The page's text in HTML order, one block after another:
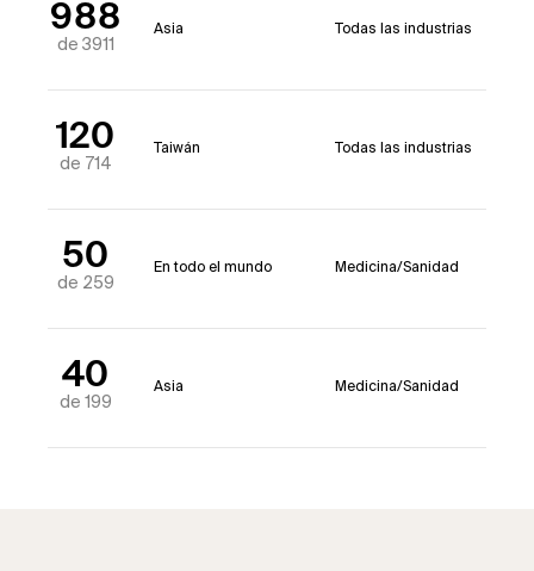
988
de 3911
Asia Todas las industrias
120
de 714
Taiwán Todas las industrias
50
de 259
En todo el mundo Medicina/Sanidad
40
de 199
Asia Medicina/Sanidad